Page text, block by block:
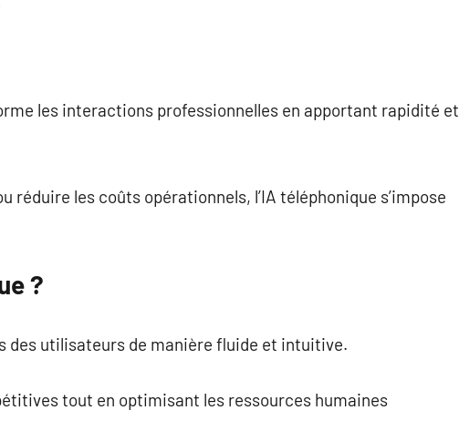
les interactions professionnelles en apportant rapidité et
réduire les coûts opérationnels, l’IA téléphonique s’impose
?
des utilisateurs de manière fluide et intuitive.
tout en optimisant les ressources humaines